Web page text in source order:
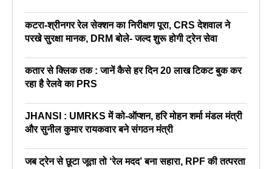
कटरा-श्रीनगर रेल सेक्शन का निरीक्षण पूरा, CRS देशवाल ने
परखे सुरक्षा मानक, DRM बोले- जल्द शुरू होगी ट्रेन सेवा
कतार से क्लिक तक : जानें कैसे हर दिन 20 लाख टिकट बुक कर
रहा है रेलवे का PRS
JHANSI : UMRKS में को-ऑप्शन, हरि मोहन शर्मा मंडल मंत्री
और सुनील कुमार रायकवार बने संगठन मंत्री
जब ट्रेन से छूटा जूता तो ‘रेल मदद’ बना सहारा, RPF की तत्परता